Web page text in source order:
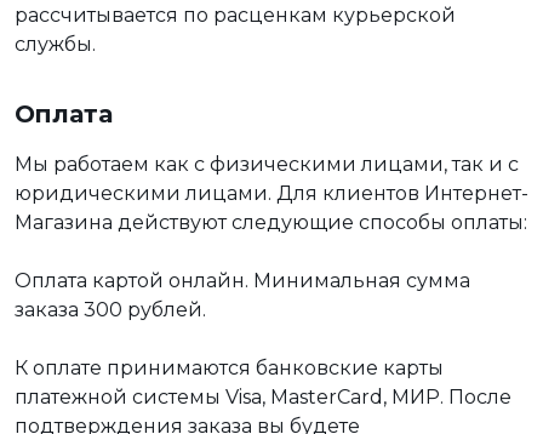
рассчитывается по расценкам курьерской
службы.
Оплата
Мы работаем как с физическими лицами, так и с
юридическими лицами. Для клиентов Интернет-
Магазина действуют следующие способы оплаты:
Оплата картой онлайн. Минимальная сумма
заказа 300 рублей.
К оплате принимаются банковские карты
платежной системы Visa, MasterCard, МИР. После
подтверждения заказа вы будете